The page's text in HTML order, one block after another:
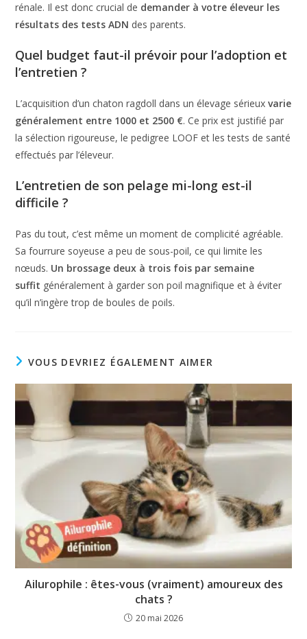
rénale. Il est donc crucial de demander à votre éleveur les
résultats des tests ADN des parents.
Quel budget faut-il prévoir pour l’adoption et
l’entretien ?
L’acquisition d’un chaton ragdoll dans un élevage sérieuxvarie
généralement entre 1000 et 2500 €. Ce prix est justifié par
la sélection rigoureuse, le pedigree LOOF et les tests de santé
effectués par l’éleveur.
L’entretien de son pelage mi-long est-il
difficile ?
Pas du tout, c’est même un moment de complicité agréable.
Sa fourrure soyeuse a peu de sous-poil, ce qui limite les
nœuds. Un brossage deux à trois fois par semaine
suffit généralement à garder son poil magnifique et à éviter
qu’il n’ingère trop de boules de poils.
VOUS DEVRIEZ ÉGALEMENT AIMER
Ailurophile : êtes-vous (vraiment) amoureux des
chats ?
20 mai 2026